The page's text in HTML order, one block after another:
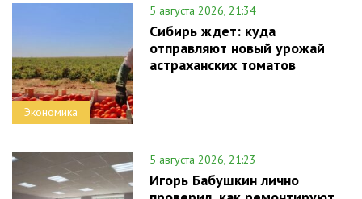
Экономика
5 августа 2026, 21:34
Сибирь ждет: куда
отправляют новый урожай
астраханских томатов
5 августа 2026, 21:23
Игорь Бабушкин лично